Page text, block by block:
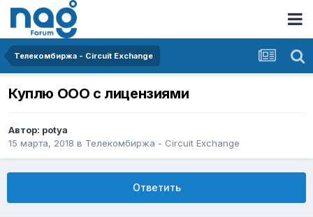
Телекомбиржа - Circuit Exchange
Куплю ООО с лицензиями
Автор: potya
15 марта, 2018 в Телекомбиржа - Circuit Exchange
Ответить